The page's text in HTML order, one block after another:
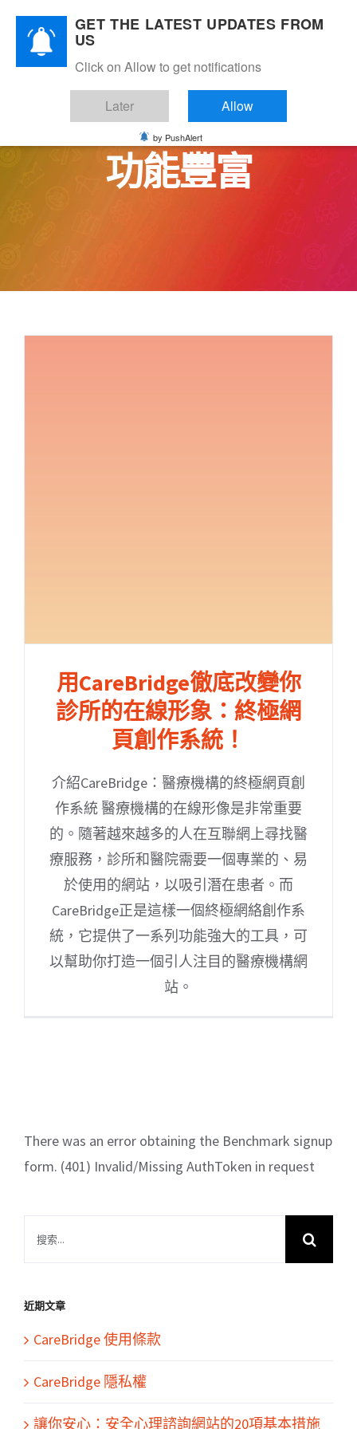
Skip
content
功能豐富
用CareBridge徹底改變你
診所的在線形象：終極網
頁創作系統！
介紹CareBridge：醫療機構的終極網頁創
作系統 醫療機構的在線形像是非常重要
的。隨著越來越多的人在互聯網上尋找醫
療服務，診所和醫院需要一個專業的、易
於使用的網站，以吸引潛在患者。而
CareBridge正是這樣一個終極網絡創作系
統，它提供了一系列功能強大的工具，可
以幫助你打造一個引人注目的醫療機構網
站。
There was an error obtaining the Benchmark signup
form. (401) Invalid/Missing AuthToken in request
果：
近期文章
CareBridge 使用條款
CareBridge 隱私權
讓你安心：安全心理諮詢網站的20項基本措施
GET THE LATEST UPDATES FROM
US
Click on Allow to get notifications
Later Allow
by PushAlert